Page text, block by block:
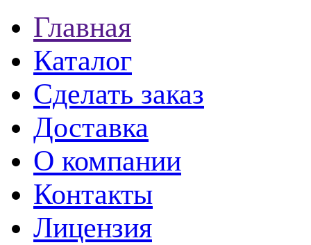
Главная
Каталог
Сделать заказ
Доставка
О компании
Контакты
Лицензия